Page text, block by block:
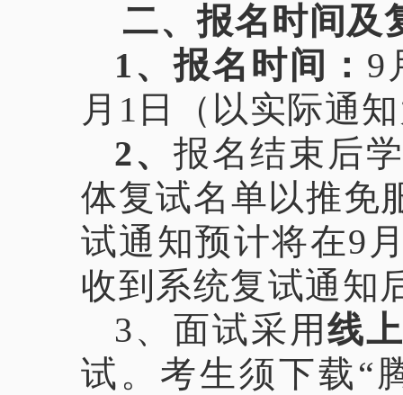
二、报名时间及
1、报名时间： 9
月1日（以实际通
2、 报名结束后
体复试名单以推免
试通知预计将在9
收到系统复试通知
3、 面试采用线
试。考生须下载“